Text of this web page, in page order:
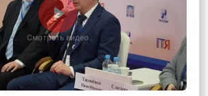
Смотреть видео